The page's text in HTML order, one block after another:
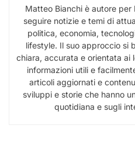
Matteo Bianchi è autore
seguire notizie e temi di
politica, economia,
lifestyle. Il suo approccio si
chiara, accurata e orientata ai
informazioni utili e
articoli aggiornati e
sviluppi e storie che hanno
quotidiana e sugli